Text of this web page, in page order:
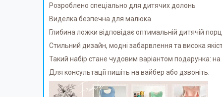
Розроблено спеціально для дитячих долонь
Виделка безпечна для малюка
Глибина ложки відповідає оптимальній дитячій
Стильний дизайн, модні забарвлення та висока
Такий набір стане чудовим варіантом подарунка: на
Для консультації пишіть на вайбер або дзвоніть.